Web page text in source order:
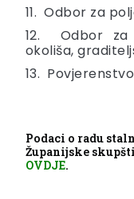
11. Odbor za
12. Odbor za
okoliša,
13.
Podaci o radu
Županijske
OVDJE.